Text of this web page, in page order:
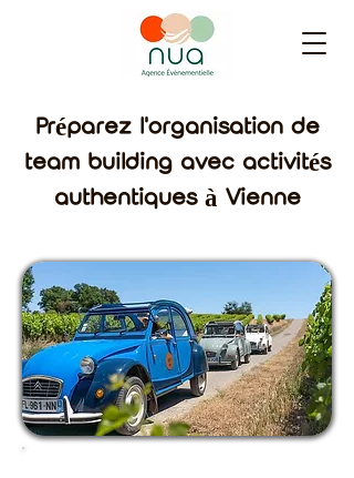
Préparez l'organisation de
team building avec activités
authentiques à Vienne